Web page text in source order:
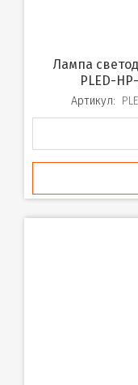
Лампа светодиодная высокой мощности
PLED-
Артикул: